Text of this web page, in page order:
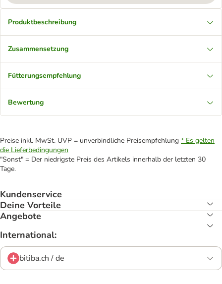
Produktbeschreibung
Zusammensetzung
Fütterungsempfehlung
Bewertung
Preise inkl. MwSt. UVP = unverbindliche Preisempfehlung * Es gelten
die Lieferbedingungen
"Sonst" = Der niedrigste Preis des Artikels innerhalb der letzten 30
Tage.
Kundenservice
Deine Vorteile
Angebote
International:
bitiba.ch / de